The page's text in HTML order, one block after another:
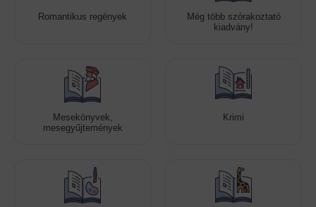
Romantikus regények
Még több szórakoztató
kiadvány!
Mesekönyvek,
mesegyűjtemények
Krimi